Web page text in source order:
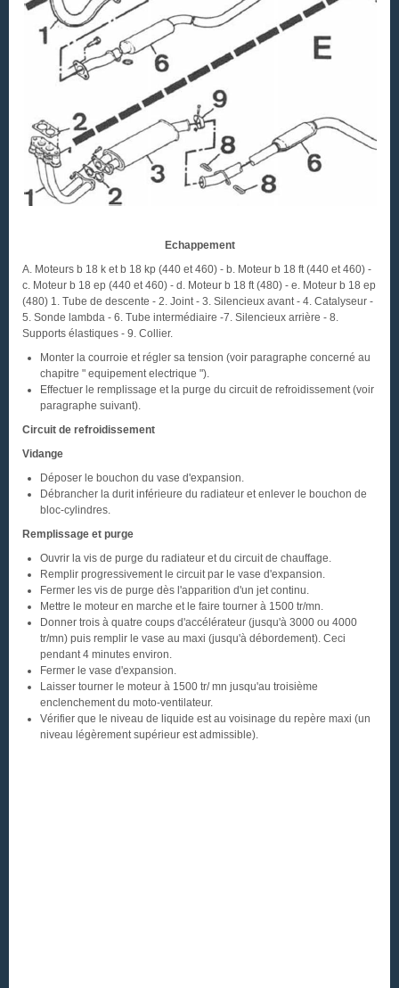
Echappement
A. Moteurs b 18 k et b 18 kp (440 et 460) - b. Moteur b 18 ft (440 et 460) -
c. Moteur b 18 ep (440 et 460) - d. Moteur b 18 ft (480) - e. Moteur b 18 ep
(480) 1. Tube de descente - 2. Joint - 3. Silencieux avant - 4. Catalyseur -
5. Sonde lambda - 6. Tube intermédiaire -7. Silencieux arrière - 8.
Supports élastiques - 9. Collier.
Monter la courroie et régler sa tension (voir paragraphe concerné au
chapitre " equipement electrique ").
Effectuer le remplissage et la purge du circuit de refroidissement (voir
paragraphe suivant).
Circuit de refroidissement
Vidange
Déposer le bouchon du vase d'expansion.
Débrancher la durit inférieure du radiateur et enlever le bouchon de
bloc-cylindres.
Remplissage et purge
Ouvrir la vis de purge du radiateur et du circuit de chauffage.
Remplir progressivement le circuit par le vase d'expansion.
Fermer les vis de purge dès l'apparition d'un jet continu.
Mettre le moteur en marche et le faire tourner à 1500 tr/mn.
Donner trois à quatre coups d'accélérateur (jusqu'à 3000 ou 4000
tr/mn) puis remplir le vase au maxi (jusqu'à débordement). Ceci
pendant 4 minutes environ.
Fermer le vase d'expansion.
Laisser tourner le moteur à 1500 tr/ mn jusqu'au troisième
enclenchement du moto-ventilateur.
Vérifier que le niveau de liquide est au voisinage du repère maxi (un
niveau légèrement supérieur est admissible).